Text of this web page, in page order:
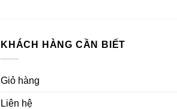
KHÁCH HÀNG CẦN BIẾT
Giỏ hàng
Liên hệ